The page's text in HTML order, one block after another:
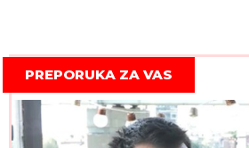
PREPORUKA ZA VAS